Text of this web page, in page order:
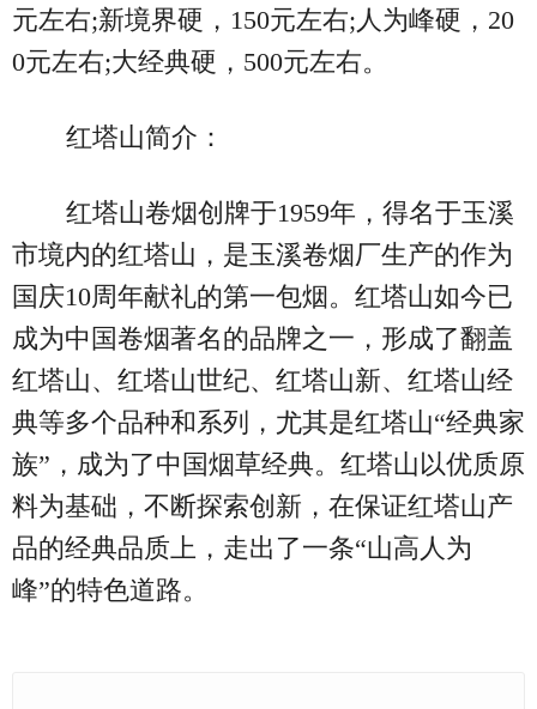
元左右;新境界硬，150元左右;人为峰硬，20
0元左右;大经典硬，500元左右。
红塔山简介：
红塔山卷烟创牌于1959年，得名于玉溪
市境内的红塔山，是玉溪卷烟厂生产的作为
国庆10周年献礼的第一包烟。红塔山如今已
成为中国卷烟著名的品牌之一，形成了翻盖
红塔山、红塔山世纪、红塔山新、红塔山经
典等多个品种和系列，尤其是红塔山“经典家
族”，成为了中国烟草经典。红塔山以优质原
料为基础，不断探索创新，在保证红塔山产
品的经典品质上，走出了一条“山高人为
峰”的特色道路。